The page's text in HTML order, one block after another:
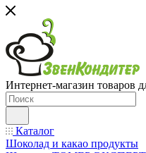
Интернет-магазин товаров
Каталог
Шоколад и какао продукты